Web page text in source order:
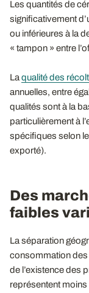
Les quantités de
significativement
ou inférieures à la
« tampon » entre
La qualité des
annuelles, entre
qualités sont à la
particulièrement à
spécifiques selon
exporté).
Des
faibles
La séparation
consommation des
de l’existence des
représentent